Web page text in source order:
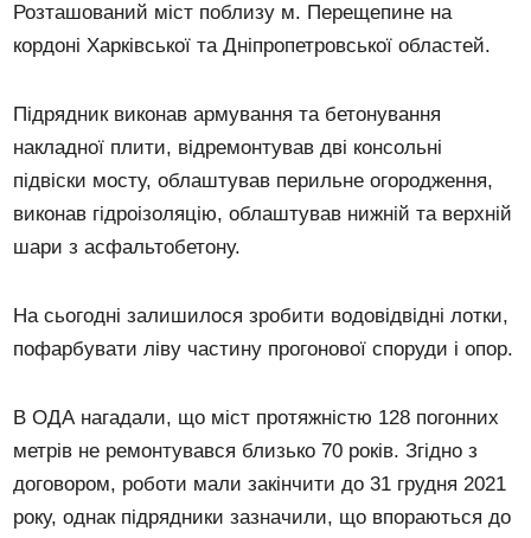
Розташований міст поблизу м. Перещепине на
кордоні Харківської та Дніпропетровської областей.
Підрядник виконав армування та бетонування
накладної плити, відремонтував дві консольні
підвіски мосту, облаштував перильне огородження,
виконав гідроізоляцію, облаштував нижній та верхній
шари з асфальтобетону.
На сьогодні залишилося зробити водовідвідні лотки,
пофарбувати ліву частину прогонової споруди і опор.
В ОДА нагадали, що міст протяжністю 128 погонних
метрів не ремонтувався близько 70 років. Згідно з
договором, роботи мали закінчити до 31 грудня 2021
року, однак підрядники зазначили, що впораються до